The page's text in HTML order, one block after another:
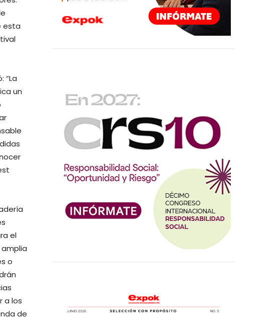
esta
“La
un
el
o
a los
de